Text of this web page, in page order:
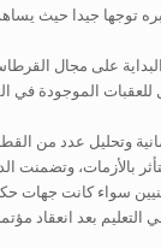
جيدا حيث
الموجودة
وتحليل عدد من
وتضمنت
سواء كانت
بعد انعقاد